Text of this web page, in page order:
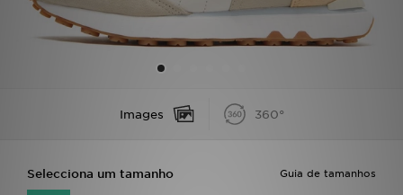
Images 360°
Guia de tamanhos
Selecciona um tamanho
VER MARCAS